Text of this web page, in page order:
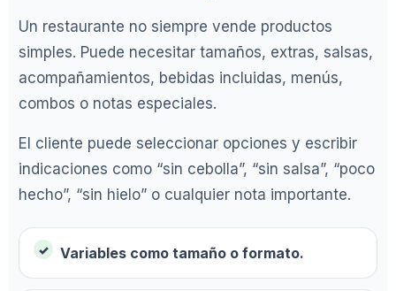
Un restaurante no siempre vende productos
simples. Puede necesitar tamaños, extras, salsas,
acompañamientos, bebidas incluidas, menús,
combos o notas especiales.
El cliente puede seleccionar opciones y escribir
indicaciones como “sin cebolla”, “sin salsa”, “poco
hecho”, “sin hielo” o cualquier nota importante.
Variables como tamaño o formato.